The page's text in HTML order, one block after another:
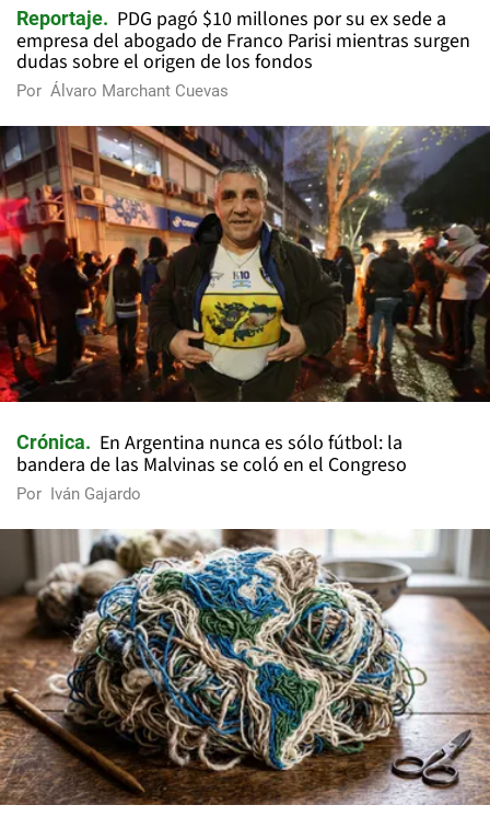
Reportaje
PDG pagó $10 millones por su ex sede a
empresa del abogado de Franco Parisi mientras surgen
dudas sobre el origen de los fondos
Por Álvaro Marchant Cuevas
Crónica
En Argentina nunca es sólo fútbol: la
bandera de las Malvinas se coló en el Congreso
Por Iván Gajardo